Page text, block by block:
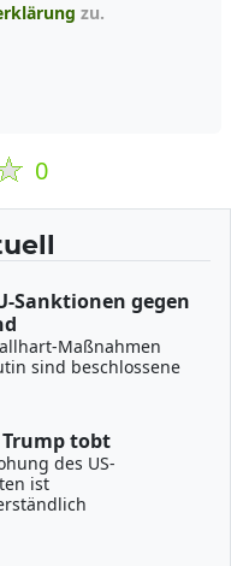
zu.
0
Sanktionen gegen
Maßnahmen
sind beschlossene
tobt
des US-
ist